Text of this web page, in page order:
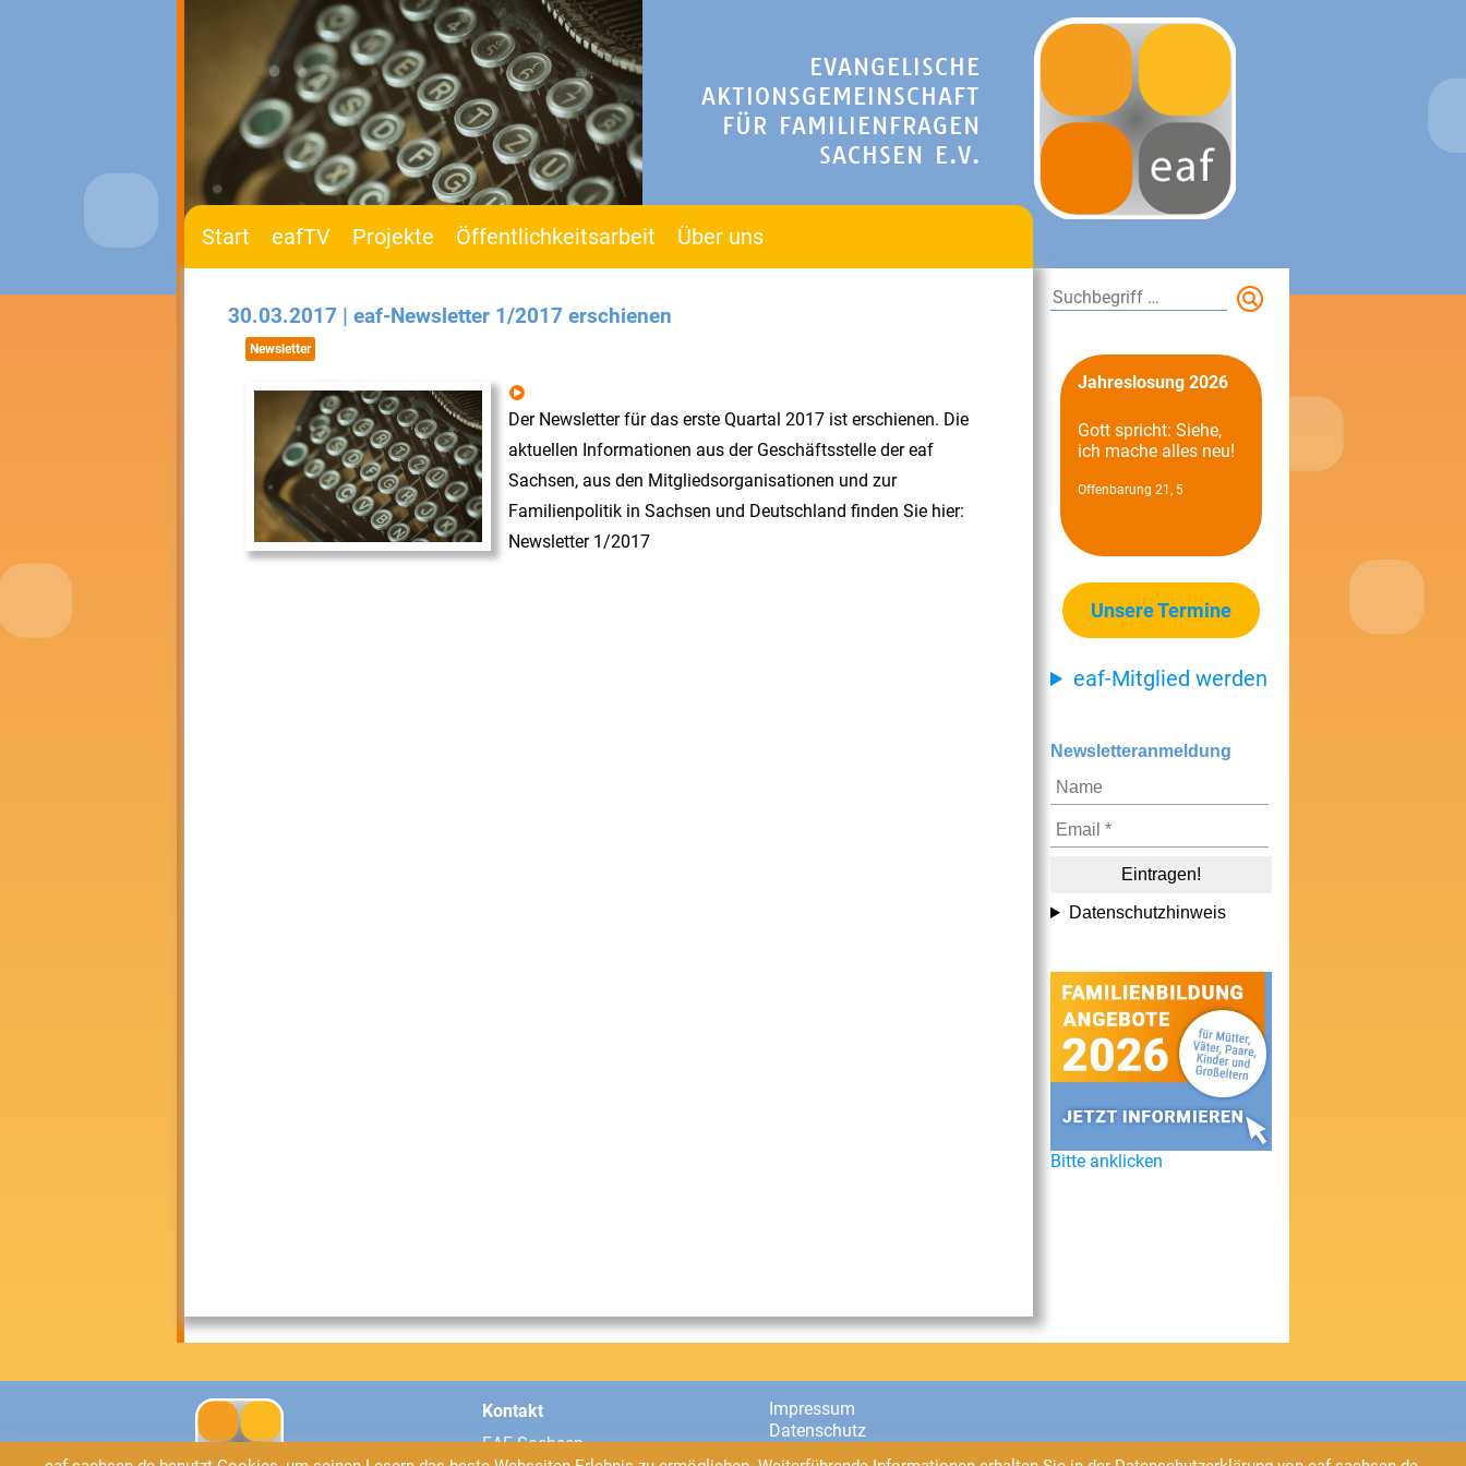
EVANGELISCHE
AKTIONSGEMEINSCHAFT
FÜR FAMILIENFRAGEN
SACHSEN E.V.
Start eafTV Projekte Öffentlichkeitsarbeit Über uns
30.03.2017 | eaf-Newsletter 1/2017 erschienen
Newsletter
Der Newsletter für das erste Quartal 2017 ist erschienen. Die
aktuellen Informationen aus der Geschäftsstelle der eaf
Sachsen, aus den Mitgliedsorganisationen und zur
Familienpolitik in Sachsen und Deutschland finden Sie hier:
Newsletter 1/2017
Jahreslosung 2026
Gott spricht: Siehe,
ich mache alles neu!
Offenbarung 21, 5
Unsere Termine
eaf-Mitglied werden
Newsletteranmeldung
Datenschutzhinweis
Bitte anklicken
Kontakt
EAF Sachsen
Impressum
Datenschutz